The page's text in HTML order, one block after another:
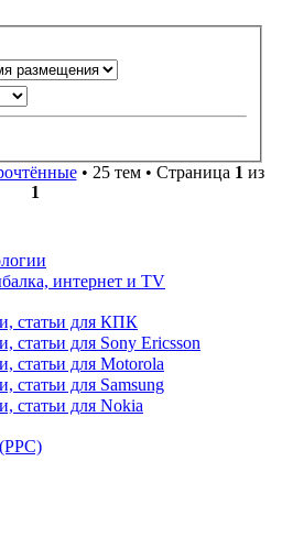
• 25 тем • Страница 1 из
1
интернет и TV
статьи для КПК
для Sony Ericsson
статьи для Motorola
для Samsung
статьи для Nokia